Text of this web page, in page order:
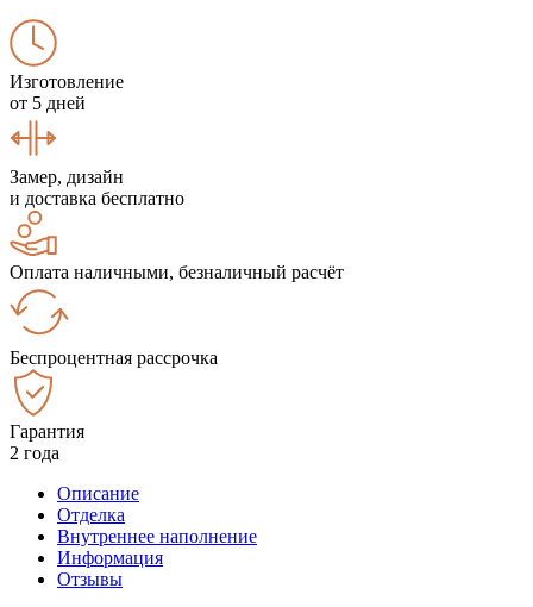
Изготовление
от 5 дней
Замер, дизайн
и доставка бесплатно
Оплата наличными, безналичный расчёт
Беспроцентная рассрочка
Гарантия
2 года
Описание
Отделка
Внутреннее наполнение
Информация
Отзывы